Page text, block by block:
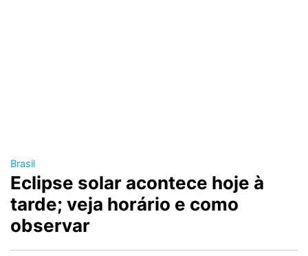
Brasil
Eclipse solar acontece hoje à
tarde; veja horário e como
observar